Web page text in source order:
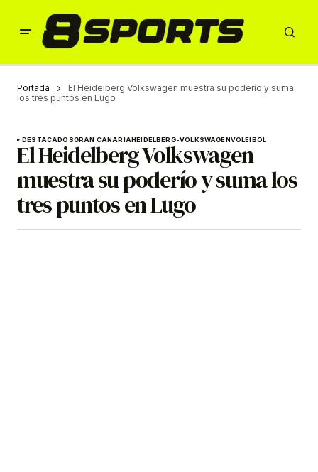
Portada
El Heidelberg Volkswagen muestra su poderío y suma
los tres puntos en Lugo
DESTACADOSGRAN CANARIAHEIDELBERG-VOLKSWAGENVOLEIBOL
El Heidelberg Volkswagen
muestra su poderío y suma los
tres puntos en Lugo